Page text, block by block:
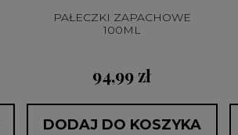
PAŁECZKI ZAPACHOWE
100ML
94,99 zł
DODAJ DO KOSZYKA